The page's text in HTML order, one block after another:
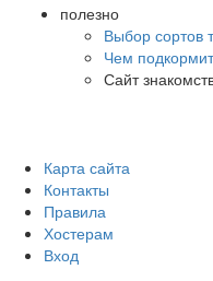
полезно
Выбор сортов
Чем
Сайт
Карта сайта
Контакты
Правила
Хостерам
Вход